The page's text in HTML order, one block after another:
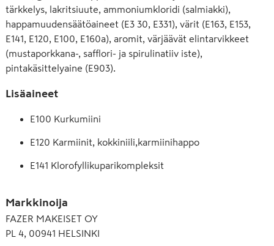
tärkkelys, lakritsiuute, ammoniumkloridi (salmiakki),
happamuudensäätöaineet (E3 30, E331), värit (E163, E153,
E141, E120, E100, E160a), aromit, värjäävät elintarvikkeet
(mustaporkkana-, safflori- ja spirulinatiiv iste),
pintakäsittelyaine (E903).
Lisäaineet
E100 Kurkumiini
E120 Karmiinit, kokkiniili,karmiinihappo
E141 Klorofyllikuparikompleksit
E160a Karotenoidit
E163 Antosyaanit
Markkinoija
FAZER MAKEISET OY
PL 4, 00941 HELSINKI